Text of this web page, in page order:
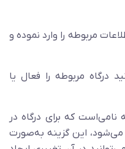
مربوطه را وارد نموده و
درگاه مربوطه را فعال یا
نامی‌است که برای درگاه در
می‌شود، این گزینه به‌صورت